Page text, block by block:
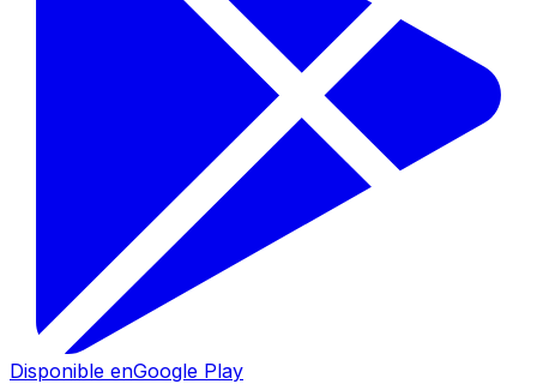
Disponible enGoogle Play